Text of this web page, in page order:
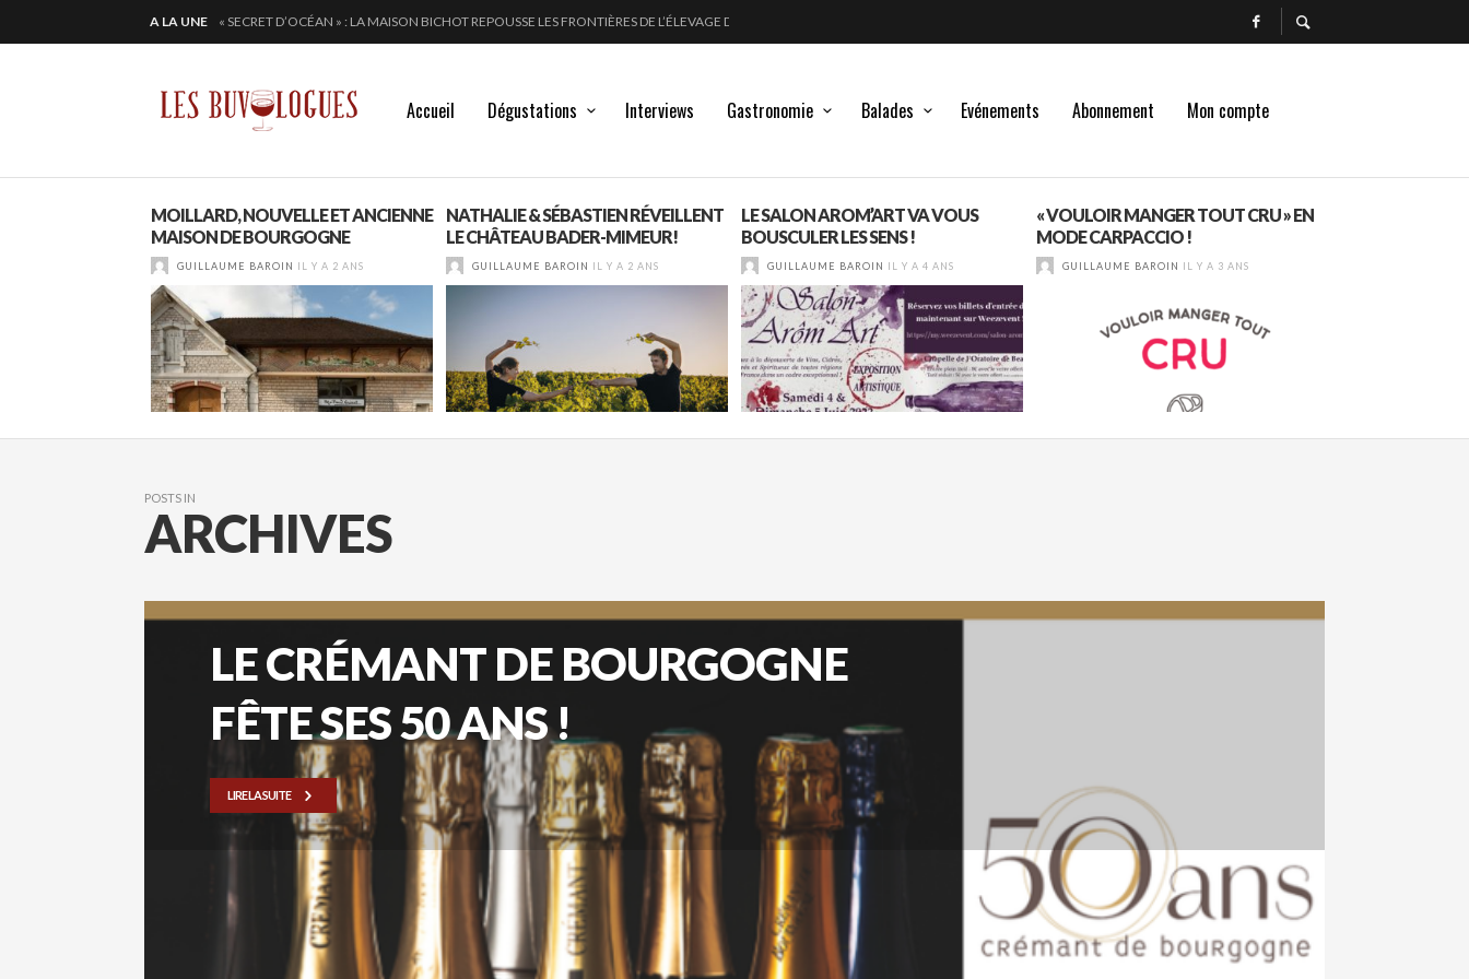
A LA UNE
« SECRET D’OCÉAN » : LA MAISON BICHOT REPOUSSE LES FRONTIÈRES DE L’ÉLEVAGE DU VIN
ALTUGNAC, LE COEUR DE L’AUDE BAT PLUS FORT
EN 2024, JULIE PITOISET DESSINE LE TRIANGLE DES MOULIN À VENT
Accueil Dégustations Interviews Gastronomie Balades Evénements Abonnement Mon compte
MOILLARD, NOUVELLE ET ANCIENNE
MAISON DE BOURGOGNE
GUILLAUME BAROIN IL Y A 2 ANS
NATHALIE & SÉBASTIEN RÉVEILLENT
LE CHÂTEAU BADER-MIMEUR!
GUILLAUME BAROIN IL Y A 2 ANS
LE SALON AROM’ART VA VOUS
BOUSCULER LES SENS !
GUILLAUME BAROIN IL Y A 4 ANS
« VOULOIR MANGER TOUT CRU » EN
MODE CARPACCIO !
GUILLAUME BAROIN IL Y A 3 ANS
POSTS IN
ARCHIVES
LE CRÉMANT DE BOURGOGNE
FÊTE SES 50 ANS !
LIRE LA SUITE